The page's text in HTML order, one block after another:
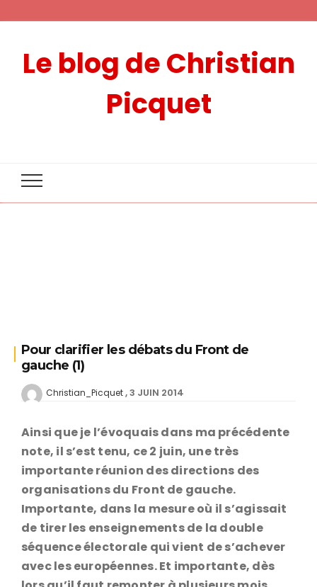
Le blog de Christian
Picquet
Pour clarifier les débats du Front de
gauche (1)
Christian_Picquet 3 JUIN 2014
Ainsi que je l’évoquais dans ma précédente
note, il s’est tenu, ce 2 juin, une très
importante réunion des directions des
organisations du Front de gauche.
Importante, dans la mesure où il s’agissait
de tirer les enseignements de la double
séquence électorale qui vient de s’achever
avec les européennes. Et importante, dès